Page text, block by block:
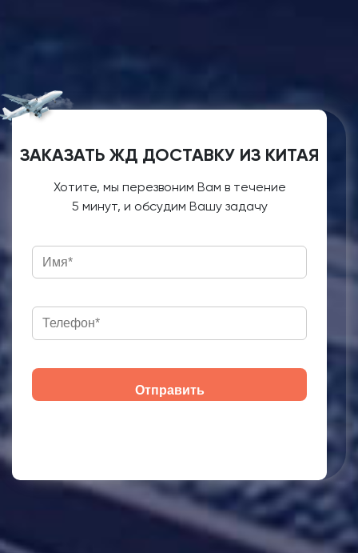
ЗАКАЗАТЬ ЖД ДОСТАВКУ ИЗ КИТАЯ
Хотите, мы перезвоним Вам в течение
5 минут, и обсудим Вашу задачу